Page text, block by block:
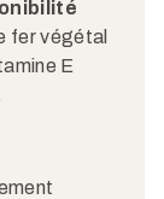
fer végétal
E